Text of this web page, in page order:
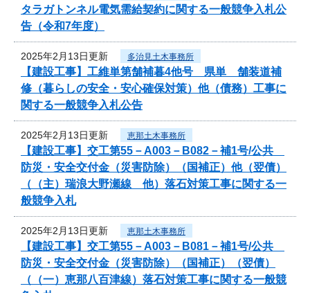
タラガトンネル電気需給契約に関する一般競争入札公
告（令和7年度）
2025年2月13日更新 多治見土木事務所
【建設工事】工維単第舗補暮4他号 県単 舗装道補
修（暮らしの安全・安心確保対策）他（債務）工事に
関する一般競争入札公告
2025年2月13日更新 恵那土木事務所
【建設工事】交工第55－A003－B082－補1号/公共
防災・安全交付金（災害防除）（国補正）他（翌債）
（（主）瑞浪大野瀬線 他）落石対策工事に関する一
般競争入札
2025年2月13日更新 恵那土木事務所
【建設工事】交工第55－A003－B081－補1号/公共
防災・安全交付金（災害防除）（国補正）（翌債）
（（一）恵那八百津線）落石対策工事に関する一般競